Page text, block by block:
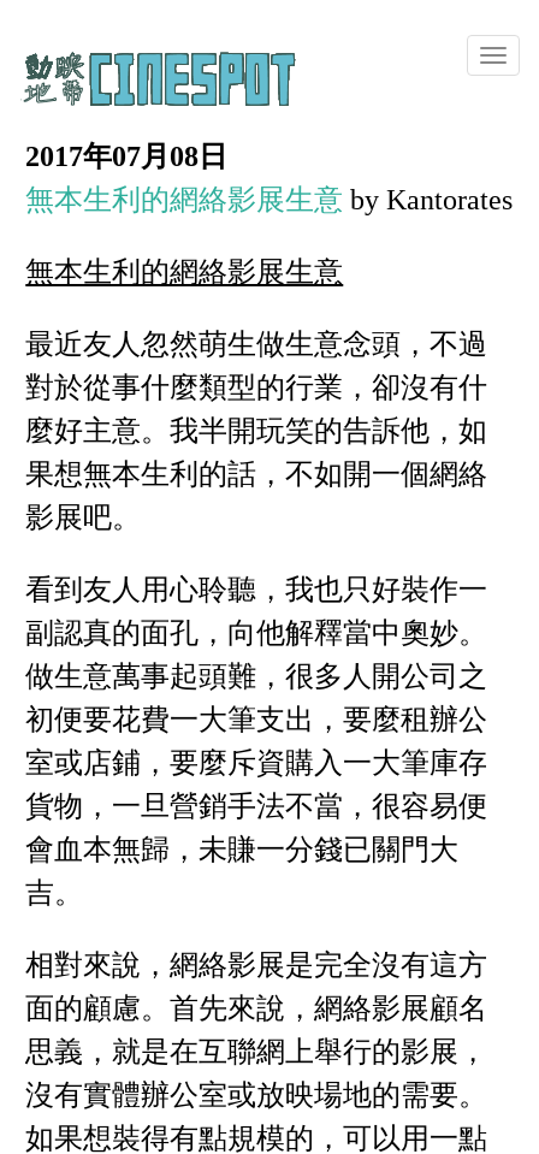
Toggle
2017年07月08日
無本生利的網絡影展生意 by Kantorates
無本生利的網絡影展生意
最近友人忽然萌生做生意念頭，不過
對於從事什麼類型的行業，卻沒有什
麼好主意。我半開玩笑的告訴他，如
果想無本生利的話，不如開一個網絡
影展吧。
看到友人用心聆聽，我也只好裝作一
副認真的面孔，向他解釋當中奧妙。
做生意萬事起頭難，很多人開公司之
初便要花費一大筆支出，要麼租辦公
室或店鋪，要麼斥資購入一大筆庫存
貨物，一旦營銷手法不當，很容易便
會血本無歸，未賺一分錢已關門大
吉。
相對來說，網絡影展是完全沒有這方
面的顧慮。首先來說，網絡影展顧名
思義，就是在互聯網上舉行的影展，
沒有實體辦公室或放映場地的需要。
如果想裝得有點規模的，可以用一點